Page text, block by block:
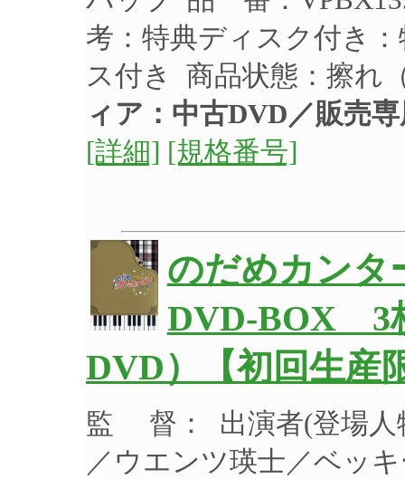
考：特典ディスク付き
ス付き 商品状態：擦れ
ィア：中古DVD／販売
[詳細] [規格番号]
のだめカン
DVD-BOX 3
DVD）【初回生産
監 督： 出演者(登場人
／ウエンツ瑛士／ベッ